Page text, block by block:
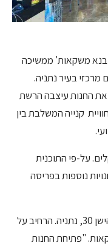
משקאות' ממשיכה
בעיר נתניה.
על שטח של כ-250 מ"ר. את החנות עיצבה הרשת
קנייה המשלבת בין
על-פי התוכנית
נוספות בפריסה
החנות, ברחוב האורזים 2 אזור התעשייה הישן 30, נתניה. הרחיב על
"פתיחת החנות